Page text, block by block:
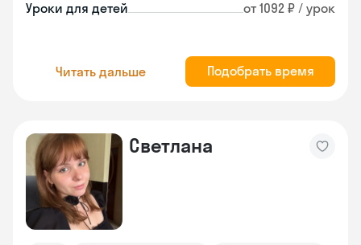
Уроки для детей от 1092 ₽ / урок
Читать дальше Подобрать время
Светлана